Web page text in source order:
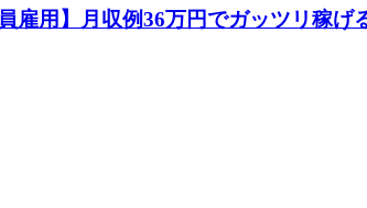
用】月収例36万円でガッツリ稼げ